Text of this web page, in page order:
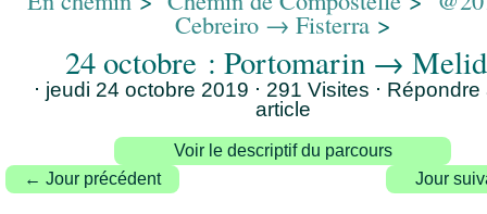
Cebreiro → Fisterra>
24 octobre : Portomarin →
⋅ jeudi 24 octobre 2019 ⋅ 291 Visites ⋅ Répondre
article
Voir le descriptif du parcours
← Jour précédent
Jour